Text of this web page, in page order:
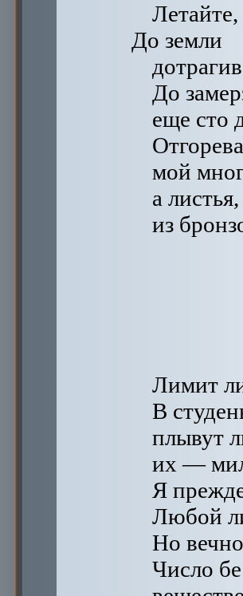
До земли
До
еще сто
мой
а
из
Лимит
В
плывут
их —
Я
Любой
Но
Число